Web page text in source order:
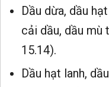
Dầu dừa, dầu
cải dầu, dầu mù
15.14).
Dầu hạt lanh,